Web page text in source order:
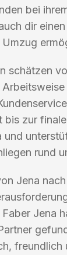
bei
dir
schätzen
bis zur
rund
Jena
Jena
freundlich